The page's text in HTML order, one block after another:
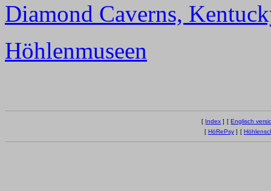
Diamond Caverns,
Höhlenmuseen
[ Index ] [Englisch
[ HöRePsy ] [